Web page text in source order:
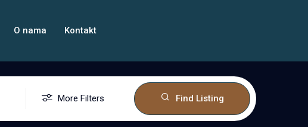
O nama Kontakt
More Filters Find Listing